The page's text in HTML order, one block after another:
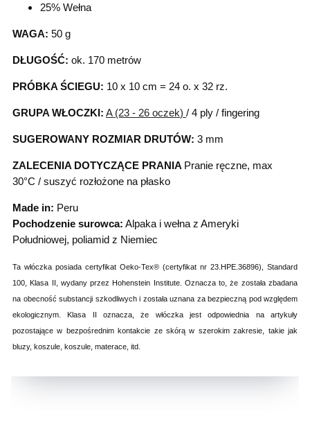
25% Wełna
WAGA: 50 g
DŁUGOŚĆ: ok. 170 metrów
PRÓBKA ŚCIEGU: 10 x 10 cm = 24 o. x 32 rz.
GRUPA WŁOCZKI: A (23 - 26 oczek) / 4 ply / fingering
SUGEROWANY ROZMIAR DRUTÓW: 3 mm
ZALECENIA DOTYCZĄCE PRANIA Pranie ręczne, max
30°C / suszyć rozłożone na płasko
Made in: Peru
Pochodzenie surowca: Alpaka i wełna z Ameryki
Południowej, poliamid z Niemiec
Ta włóczka posiada certyfikat Oeko-Tex® (certyfikat nr 23.HPE.36896), Standard
100, Klasa II, wydany przez Hohenstein Institute. Oznacza to, że została zbadana
na obecność substancji szkodliwych i została uznana za bezpieczną pod względem
ekologicznym. Klasa II oznacza, że włóczka jest odpowiednia na artykuły
pozostające w bezpośrednim kontakcie ze skórą w szerokim zakresie, takie jak
bluzy, koszule, koszule, materace, itd.